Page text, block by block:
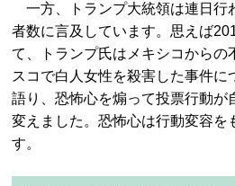
一方、トランプ大統領は連日行
者数に言及しています。思えば
て、トランプ氏はメキシコからの
スコで白人女性を殺害した事件に
語り、恐怖心を煽って投票行動が
変えました。恐怖心は行動変容を
す。